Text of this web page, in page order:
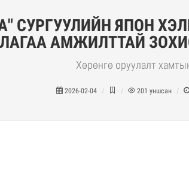
СУРГУУЛИЙН ЯПОН
АМЖИЛТТАЙ
Хөрөнгө оруулалт
2026-02-04 201 уншсан